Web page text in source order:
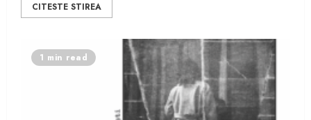
CITESTE STIREA
1 min read